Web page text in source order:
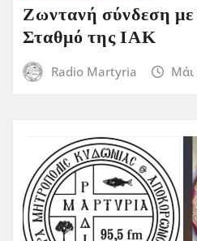
Ζωντανή σύνδεση
Σταθμό της ΙΑΚ
Radio Martyria Μάι